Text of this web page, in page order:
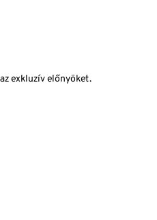
exkluzív előnyöket.